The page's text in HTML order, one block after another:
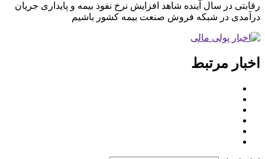
رقابتی در سال آینده شاهد افزایش نرخ نفوذ بیمه و پایداری جریان
درآمدی در شبکه فروش صنعت بیمه کشور باشیم
اخبار مرتبط